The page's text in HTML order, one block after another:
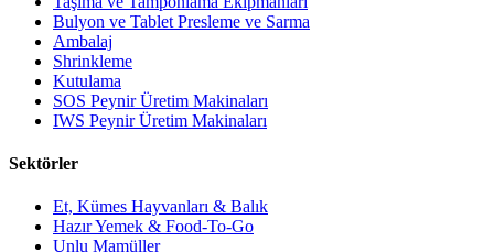
Bulyon ve Tablet Presleme ve Sarma
Ambalaj
Shrinkleme
Kutulama
SOS Peynir Üretim Makinaları
IWS Peynir Üretim Makinaları
Sektörler
Et, Kümes Hayvanları & Balık
Hazır Yemek & Food-To-Go
Unlu Mamüller